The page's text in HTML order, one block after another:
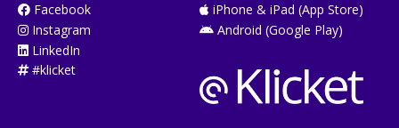
Facebook
Instagram
LinkedIn
#klicket
iPhone & iPad (App Store)
Android (Google Play)